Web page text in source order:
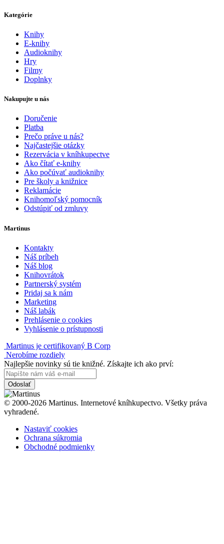
Kategórie
Knihy
E-knihy
Audioknihy
Hry
Filmy
Doplnky
Nakupujte u nás
Doručenie
Platba
Prečo práve u nás?
Najčastejšie otázky
Rezervácia v kníhkupectve
Ako čítať e-knihy
Ako počúvať audioknihy
Pre školy a knižnice
Reklamácie
Knihomoľský pomocník
Odstúpiť od zmluvy
Martinus
Kontakty
Náš príbeh
Náš blog
Knihovrátok
Partnerský systém
Pridaj sa k nám
Marketing
Náš labák
Prehlásenie o cookies
Vyhlásenie o prístupnosti
Martinus je certifikovaný B Corp
Nerobíme rozdiely
Najlepšie novinky sú tie knižné. Získajte ich ako prví:
Odoslať
© 2000-2026 Martinus. Internetové kníhkupectvo. Všetky práva
vyhradené.
Nastaviť cookies
Ochrana súkromia
Obchodné podmienky